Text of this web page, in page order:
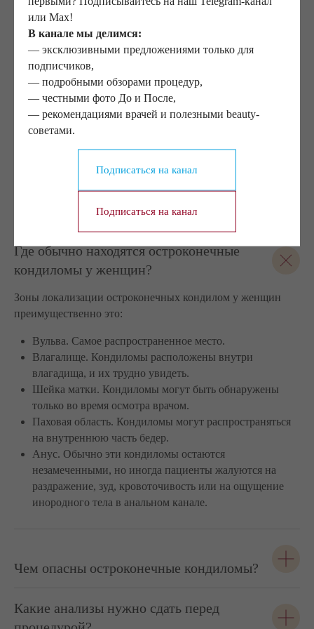
или Max!
В канале мы делимся:
— эксклюзивными предложениями только для
подписчиков,
— подробными обзорами процедур,
— честными фото До и После,
— рекомендациями врачей и полезными beauty-
советами.
Подписаться на канал
Подписаться на канал
бассейна, бани и купания в открытых водоемах.
Откажитесь от занятий спортом и тяжелых
физических нагрузок.
Воздержитесь от сексуальных контактов до полного
восстановления кожи.
Ответы на часто
задаваемые вопросы
Где обычно находятся остроконечные
кондиломы у женщин?
Зоны локализации остроконечных кондилом у женщин
преимущественно это:
Вульва. Самое распространенное место.
Влагалище. Кондиломы расположены внутри
влагадища, и их трудно увидеть.
Шейка матки. Кондиломы могут быть обнаружены
только во время осмотра врачом.
Паховая область. Кондиломы могут распространяться
на внутреннюю часть бедер.
Анус. Обычно эти кондиломы остаются
незамеченными, но иногда пациенты жалуются на
раздражение, зуд, кровоточивость или на ощущение
инородного тела в анальном канале.
Чем опасны остроконечные кондиломы?
Какие анализы нужно сдать перед